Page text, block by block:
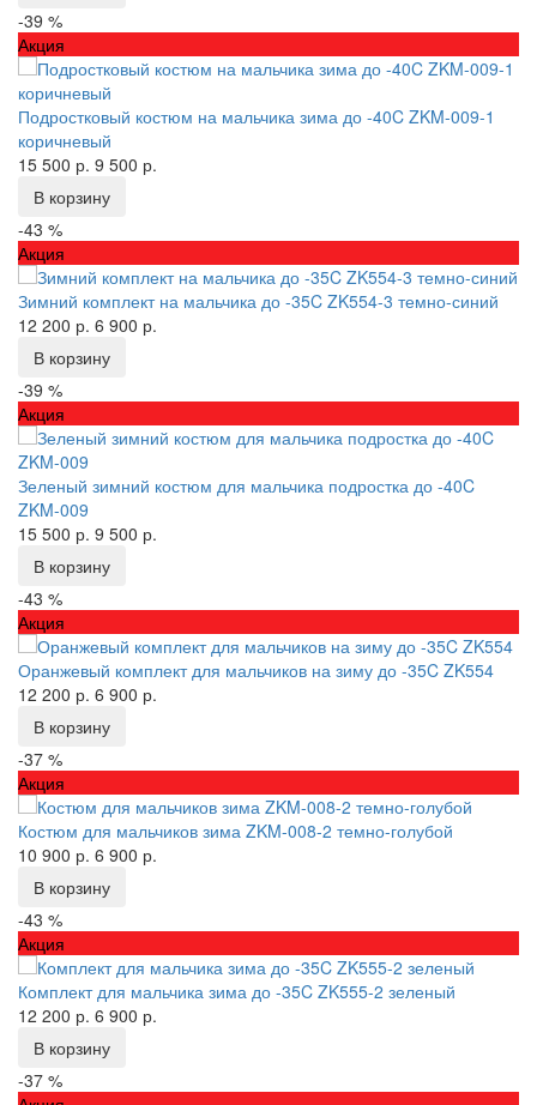
-39 %
Акция
Подростковый костюм на мальчика зима до -40C ZKM-009-1
коричневый
15 500 р. 9 500 р.
В корзину
-43 %
Акция
Зимний комплект на мальчика до -35C ZK554-3 темно-синий
12 200 р. 6 900 р.
В корзину
-39 %
Акция
Зеленый зимний костюм для мальчика подростка до -40C
ZKM-009
15 500 р. 9 500 р.
В корзину
-43 %
Акция
Оранжевый комплект для мальчиков на зиму до -35C ZK554
12 200 р. 6 900 р.
В корзину
-37 %
Акция
Костюм для мальчиков зима ZKM-008-2 темно-голубой
10 900 р. 6 900 р.
В корзину
-43 %
Акция
Комплект для мальчика зима до -35C ZK555-2 зеленый
12 200 р. 6 900 р.
В корзину
-37 %